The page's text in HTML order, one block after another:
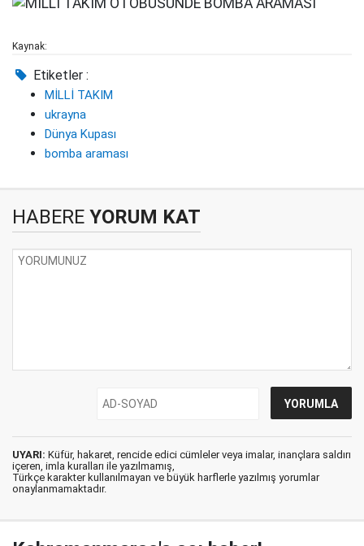
Kaynak:
Etiketler :
MİLLİ TAKIM
ukrayna
Dünya Kupası
bomba araması
HABERE YORUM KAT
UYARI: Küfür, hakaret, rencide edici cümleler veya imalar, inançlara saldırı
içeren, imla kuralları ile yazılmamış,
Türkçe karakter kullanılmayan ve büyük harflerle yazılmış yorumlar
onaylanmamaktadır.